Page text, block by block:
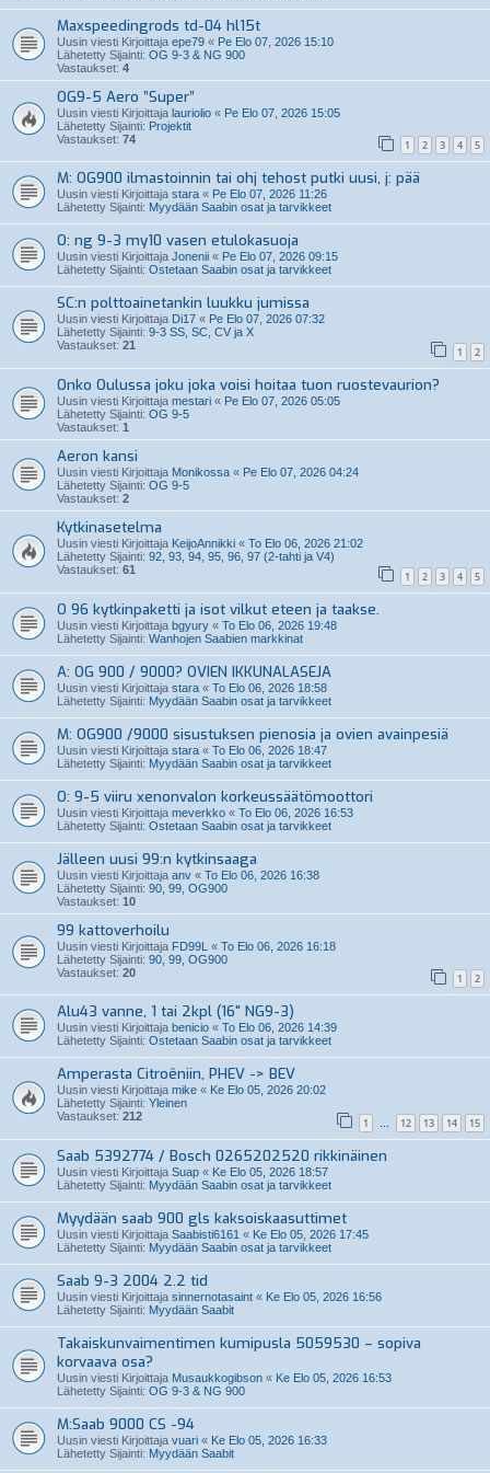
Maxspeedingrods td-04 hl15t
Uusin viesti Kirjoittaja epe79 « Pe Elo 07, 2026 15:10
Lähetetty Sijainti: OG 9-3 & NG 900
Vastaukset: 4
OG9-5 Aero ”Super”
Uusin viesti Kirjoittaja lauriolio « Pe Elo 07, 2026 15:05
Lähetetty Sijainti: Projektit
Vastaukset: 74 1 2 3 4 5
M: OG900 ilmastoinnin tai ohj tehost putki uusi, j: pää
Uusin viesti Kirjoittaja stara « Pe Elo 07, 2026 11:26
Lähetetty Sijainti: Myydään Saabin osat ja tarvikkeet
O: ng 9-3 my10 vasen etulokasuoja
Uusin viesti Kirjoittaja Jonenii « Pe Elo 07, 2026 09:15
Lähetetty Sijainti: Ostetaan Saabin osat ja tarvikkeet
SC:n polttoainetankin luukku jumissa
Uusin viesti Kirjoittaja Di17 « Pe Elo 07, 2026 07:32
Lähetetty Sijainti: 9-3 SS, SC, CV ja X
Vastaukset: 21 1 2
Onko Oulussa joku joka voisi hoitaa tuon ruostevaurion?
Uusin viesti Kirjoittaja mestari « Pe Elo 07, 2026 05:05
Lähetetty Sijainti: OG 9-5
Vastaukset: 1
Aeron kansi
Uusin viesti Kirjoittaja Monikossa « Pe Elo 07, 2026 04:24
Lähetetty Sijainti: OG 9-5
Vastaukset: 2
Kytkinasetelma
Uusin viesti Kirjoittaja KeijoAnnikki « To Elo 06, 2026 21:02
Lähetetty Sijainti: 92, 93, 94, 95, 96, 97 (2-tahti ja V4)
Vastaukset: 61 1 2 3 4 5
O 96 kytkinpaketti ja isot vilkut eteen ja taakse.
Uusin viesti Kirjoittaja bgyury « To Elo 06, 2026 19:48
Lähetetty Sijainti: Wanhojen Saabien markkinat
A: OG 900 / 9000? OVIEN IKKUNALASEJA
Uusin viesti Kirjoittaja stara « To Elo 06, 2026 18:58
Lähetetty Sijainti: Myydään Saabin osat ja tarvikkeet
M: OG900 /9000 sisustuksen pienosia ja ovien avainpesiä
Uusin viesti Kirjoittaja stara « To Elo 06, 2026 18:47
Lähetetty Sijainti: Myydään Saabin osat ja tarvikkeet
O: 9-5 viiru xenonvalon korkeussäätömoottori
Uusin viesti Kirjoittaja meverkko « To Elo 06, 2026 16:53
Lähetetty Sijainti: Ostetaan Saabin osat ja tarvikkeet
Jälleen uusi 99:n kytkinsaaga
Uusin viesti Kirjoittaja anv « To Elo 06, 2026 16:38
Lähetetty Sijainti: 90, 99, OG900
Vastaukset: 10
99 kattoverhoilu
Uusin viesti Kirjoittaja FD99L « To Elo 06, 2026 16:18
Lähetetty Sijainti: 90, 99, OG900
Vastaukset: 20 1 2
Alu43 vanne, 1 tai 2kpl (16" NG9-3)
Uusin viesti Kirjoittaja benicio « To Elo 06, 2026 14:39
Lähetetty Sijainti: Ostetaan Saabin osat ja tarvikkeet
Amperasta Citroêniin, PHEV -> BEV
Uusin viesti Kirjoittaja mike « Ke Elo 05, 2026 20:02
Lähetetty Sijainti: Yleinen
Vastaukset: 212 1 … 12 13 14 15
Saab 5392774 / Bosch 0265202520 rikkinäinen
Uusin viesti Kirjoittaja Suap « Ke Elo 05, 2026 18:57
Lähetetty Sijainti: Myydään Saabin osat ja tarvikkeet
Myydään saab 900 gls kaksoiskaasuttimet
Uusin viesti Kirjoittaja Saabisti6161 « Ke Elo 05, 2026 17:45
Lähetetty Sijainti: Myydään Saabin osat ja tarvikkeet
Saab 9-3 2004 2.2 tid
Uusin viesti Kirjoittaja sinnernotasaint « Ke Elo 05, 2026 16:56
Lähetetty Sijainti: Myydään Saabit
Takaiskunvaimentimen kumipusla 5059530 – sopiva
korvaava osa?
Uusin viesti Kirjoittaja Musaukkogibson « Ke Elo 05, 2026 16:53
Lähetetty Sijainti: OG 9-3 & NG 900
M:Saab 9000 CS -94
Uusin viesti Kirjoittaja vuari « Ke Elo 05, 2026 16:33
Lähetetty Sijainti: Myydään Saabit